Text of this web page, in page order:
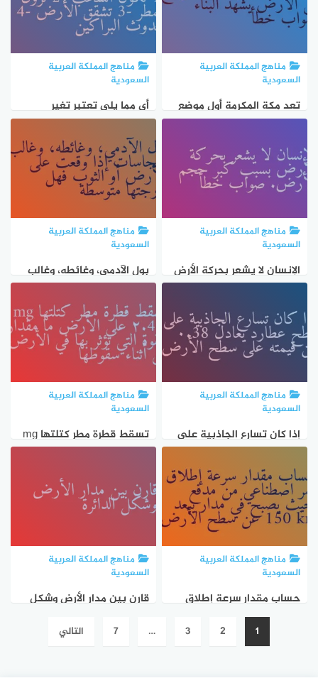
هي
مناهج المملكة العربية
السعودية
تعد مكة المكرمة أول موضع
خطأ
مناهج المملكة العربية
السعودية
أي مما يلي تعتبر تغير
نزول المطر 3- تشقق الأرض
4- حدوث البراكين
مناهج المملكة العربية
السعودية
الإنسان لا يشعر بحركة الأرض
خطأ
مناهج المملكة العربية
السعودية
بول الآدمي، وغائطه، وغالب
الأرض أو الثوب فهل درجتها
متوسطة
مناهج المملكة العربية
السعودية
إذا كان تسارع الجاذبية على
قيمته على سطح الأرض
مناهج المملكة العربية
السعودية
تسقط قطرة مطر كتلتها mg
القوة التي تؤثر بها في
الأرض في أثناء سقوطها
مناهج المملكة العربية
السعودية
حساب مقدار سرعة إطلاق
قمر اصطناعي من مدفع
بحيث يصبح في مدار يبعد
مناهج المملكة العربية
السعودية
قارن بين مدار الأرض وشكل
صفحات
1
2
3
…
7 التالي